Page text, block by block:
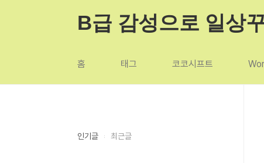
B급 감성으로 일상
홈 태그 코코시프트
인기글 최근글